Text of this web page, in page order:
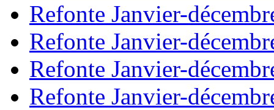
Refonte Janvier-
Refonte Janvier-
Refonte Janvier-
Refonte Janvier-